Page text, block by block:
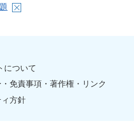
について
免責事項・著作権・リンク
方針